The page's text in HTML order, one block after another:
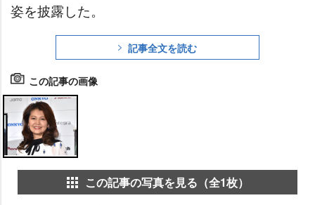
姿を披露した。
記事全文を読む
この記事の画像
この記事の写真を見る（全1枚）